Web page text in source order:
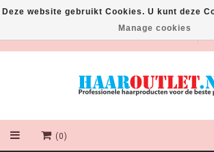
(0)
Deze website gebruikt Cookies. U kunt deze
Manage cookies